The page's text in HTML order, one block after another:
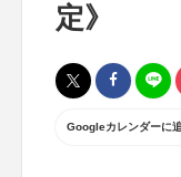
定》
Googleカレンダーに